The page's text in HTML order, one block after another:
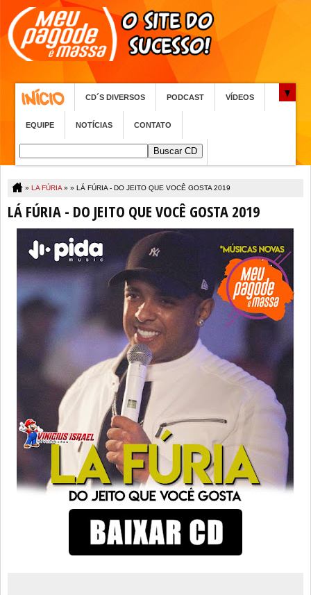
CD´S DIVERSOS PODCAST VÍDEOS
EQUIPE NOTÍCIAS CONTATO
» LA FÚRIA » » LÁ FÚRIA - DO JEITO QUE VOCÊ GOSTA 2019
LÁ FÚRIA - DO JEITO QUE VOCÊ GOSTA 2019